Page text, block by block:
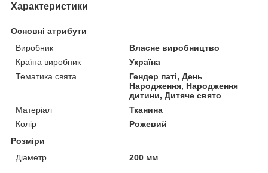
Характеристики
Основні атрибути
Виробник
Власне виробництво
Країна виробник
Україна
Тематика свята
Гендер паті, День
Народження, Народження
дитини, Дитяче свято
Матеріал
Тканина
Колір
Рожевий
Розміри
Діаметр
200 мм